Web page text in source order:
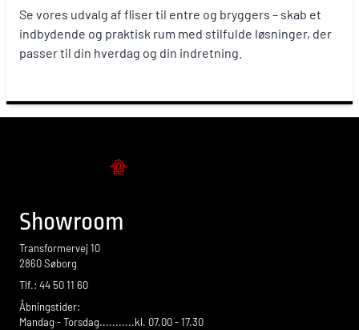
Se vores udvalg af fliser til entre og bryggers – skab et
indbydende og praktisk rum med stilfulde løsninger, der
passer til din hverdag og din indretning.
Showroom
Transformervej 10
2860 Søborg
Tlf.: 44 50 11 60
Åbningstider:
Mandag - Torsdag...........kl. 07.00 - 17.30